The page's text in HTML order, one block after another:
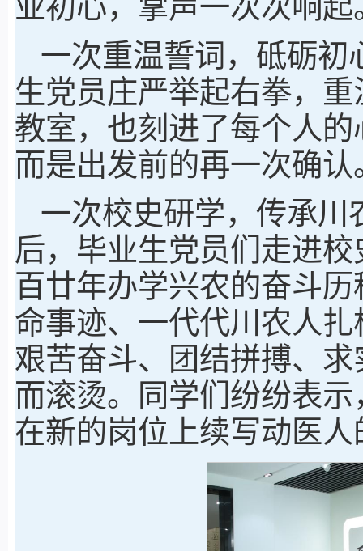
一次重温誓词，砥砺初
生党员庄严举起右拳，
教室，也刻进了每个人
而是出发前的再一次确认
一次校史研学，传承川
后，毕业生党员们走进
百廿年办学兴农的奋斗
命事迹、一代代川农人
艰苦奋斗、团结拼搏、
而滚烫。同学们纷纷表
在新的岗位上续写动医人